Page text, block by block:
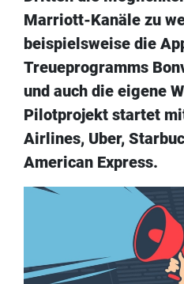
Marriott-Kanäle zu
beispielsweise die
Treueprogramms
und auch die eigene
Pilotprojekt startet
Airlines, Uber,
American Express.